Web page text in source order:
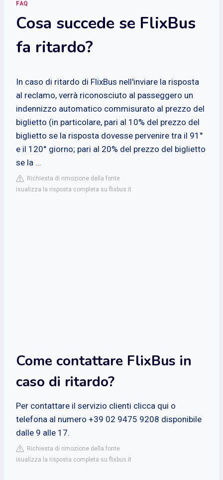
FAQ
Cosa succede se FlixBus
fa ritardo?
In caso di ritardo di FlixBus nell'inviare la risposta
al reclamo, verrà riconosciuto al passeggero un
indennizzo automatico commisurato al prezzo del
biglietto (in particolare, pari al 10% del prezzo del
biglietto se la risposta dovesse pervenire tra il 91°
e il 120° giorno; pari al 20% del prezzo del biglietto
se la ...
Richiesta di rimozione della fonte
isualizza la risposta completa su flixbus.it
Come contattare FlixBus in
caso di ritardo?
Per contattare il servizio clienti clicca qui o
telefona al numero +39 02 9475 9208 disponibile
dalle 9 alle 17.
Richiesta di rimozione della fonte
isualizza la risposta completa su flixbus.it